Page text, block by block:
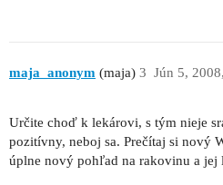
maja_anonym (maja) Jún 5,
3
Určite choď k lekárovi, s tým nieje
pozitívny, neboj sa. Prečítaj si nový
úplne nový pohľad na rakovinu a jej